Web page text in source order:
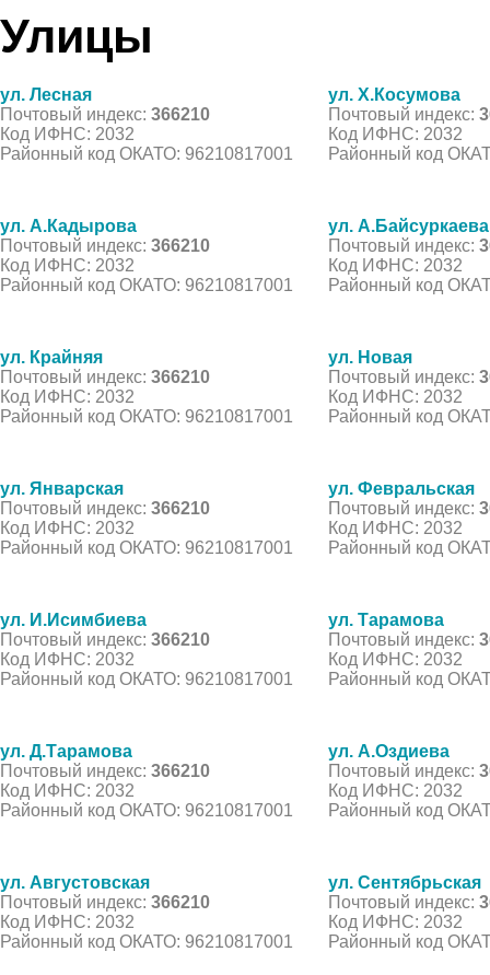
Улицы
ул. Лесная
Почтовый индекс: 366210
Код ИФНС: 2032
Районный код ОКАТО: 96210817001
ул. Х.Косумова
Почтовый индекс:
Код ИФНС: 2032
Районный код
ул. А.Кадырова
Почтовый индекс: 366210
Код ИФНС: 2032
Районный код ОКАТО: 96210817001
ул. А.Байсуркаева
Почтовый индекс:
Код ИФНС: 2032
Районный код
ул. Крайняя
Почтовый индекс: 366210
Код ИФНС: 2032
Районный код ОКАТО: 96210817001
ул. Новая
Почтовый индекс:
Код ИФНС: 2032
Районный код
ул. Январская
Почтовый индекс: 366210
Код ИФНС: 2032
Районный код ОКАТО: 96210817001
ул. Февральская
Почтовый индекс:
Код ИФНС: 2032
Районный код
ул. И.Исимбиева
Почтовый индекс: 366210
Код ИФНС: 2032
Районный код ОКАТО: 96210817001
ул. Тарамова
Почтовый индекс:
Код ИФНС: 2032
Районный код
ул. Д.Тарамова
Почтовый индекс: 366210
Код ИФНС: 2032
Районный код ОКАТО: 96210817001
ул. А.Оздиева
Почтовый индекс:
Код ИФНС: 2032
Районный код
ул. Августовская
Почтовый индекс: 366210
Код ИФНС: 2032
Районный код ОКАТО: 96210817001
ул. Сентябрьская
Почтовый индекс:
Код ИФНС: 2032
Районный код